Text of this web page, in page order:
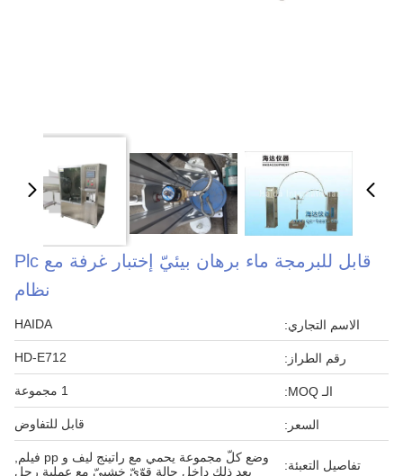
قابل للبرمجة ماء برهان بيئيّ إختبار غرفة مع Plc
نظام
الاسم التجاري: HAIDA
رقم الطراز: HD-E712
الـ MOQ: 1 مجموعة
السعر: قابل للتفاوض
تفاصيل التعبئة:
وضع كلّ مجموعة يحمي مع راتينج ليف و pp فيلم,
بعد ذلك داخل حالة قوّيّ خشبيّ مع عملية رجل